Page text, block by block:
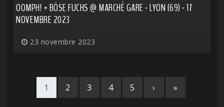
OOMPH! + BÖSE FUCHS @ MARCHÉ GARE - LYON (69) - 17
NOVEMBRE 2023
23 novembre 2023
1 2 3 4 5 › »